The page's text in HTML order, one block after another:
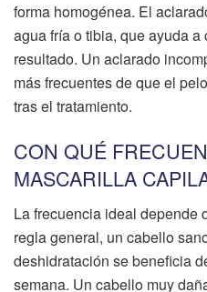
forma homogénea. El
agua fría o tibia, que ayuda
resultado. Un aclarado
más frecuentes de que el
tras el tratamiento.
CON QUÉ
MASCARILLA
La frecuencia ideal depende
regla general, un cabello
deshidratación se beneficia
semana. Un cabello muy